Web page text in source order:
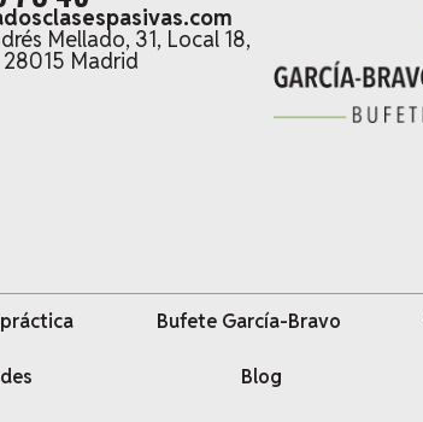
Mellado, 31, Local 18,
28015 Madrid
Bufete García-Bravo
Blog